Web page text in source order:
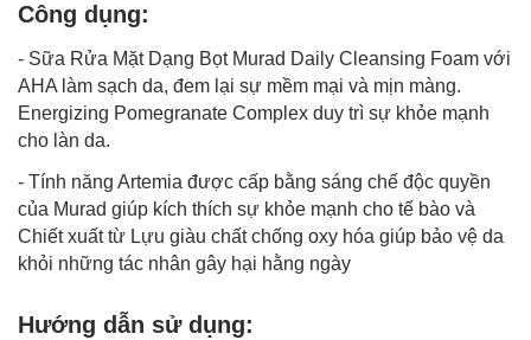
Công dụng:
- Sữa Rửa Mặt Dạng Bọt Murad Daily Cleansing Foam với
AHA làm sạch da, đem lại sự mềm mại và mịn màng.
Energizing Pomegranate Complex duy trì sự khỏe mạnh
cho làn da.
- Tính năng Artemia được cấp bằng sáng chế độc quyền
của Murad giúp kích thích sự khỏe mạnh cho tế bào và
Chiết xuất từ Lựu giàu chất chống oxy hóa giúp bảo vệ da
khỏi những tác nhân gây hại hằng ngày
Hướng dẫn sử dụng: